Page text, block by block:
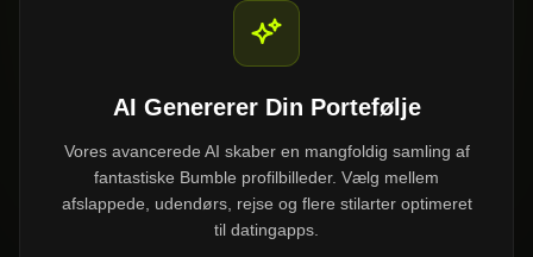
AI Genererer Din Portefølje
Vores avancerede AI skaber en mangfoldig samling af
fantastiske Bumble profilbilleder. Vælg mellem
afslappede, udendørs, rejse og flere stilarter optimeret
til datingapps.